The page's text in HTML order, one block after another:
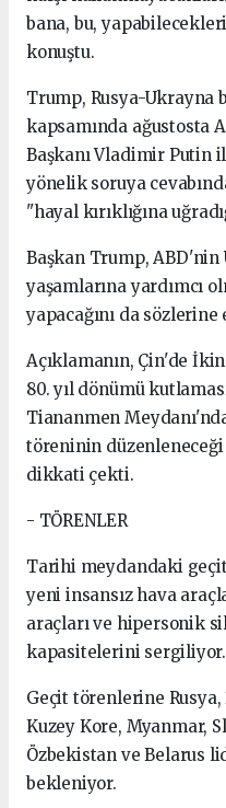
bana, bu,
konuştu.
Trump, Rusya-Ukrayna
kapsamında ağustosta
Başkanı Vladimir Putin
yönelik soruya
"hayal kırıklığına
Başkan Trump,
yaşamlarına yardımcı
yapacağını da sözlerine
Açıklamanın, ⁠Çin'de
80. yıl dönümü
Tiananmen
töreninin düzenleneceği
dikkati çekti.
- TÖRENLER
Tarihi meydandaki
yeni insansız hava
araçları ve hipersonik
kapasitelerini sergiliyor.
Geçit törenlerine
Kuzey Kore, Myanmar,
Özbekistan ve Belarus
bekleniyor.